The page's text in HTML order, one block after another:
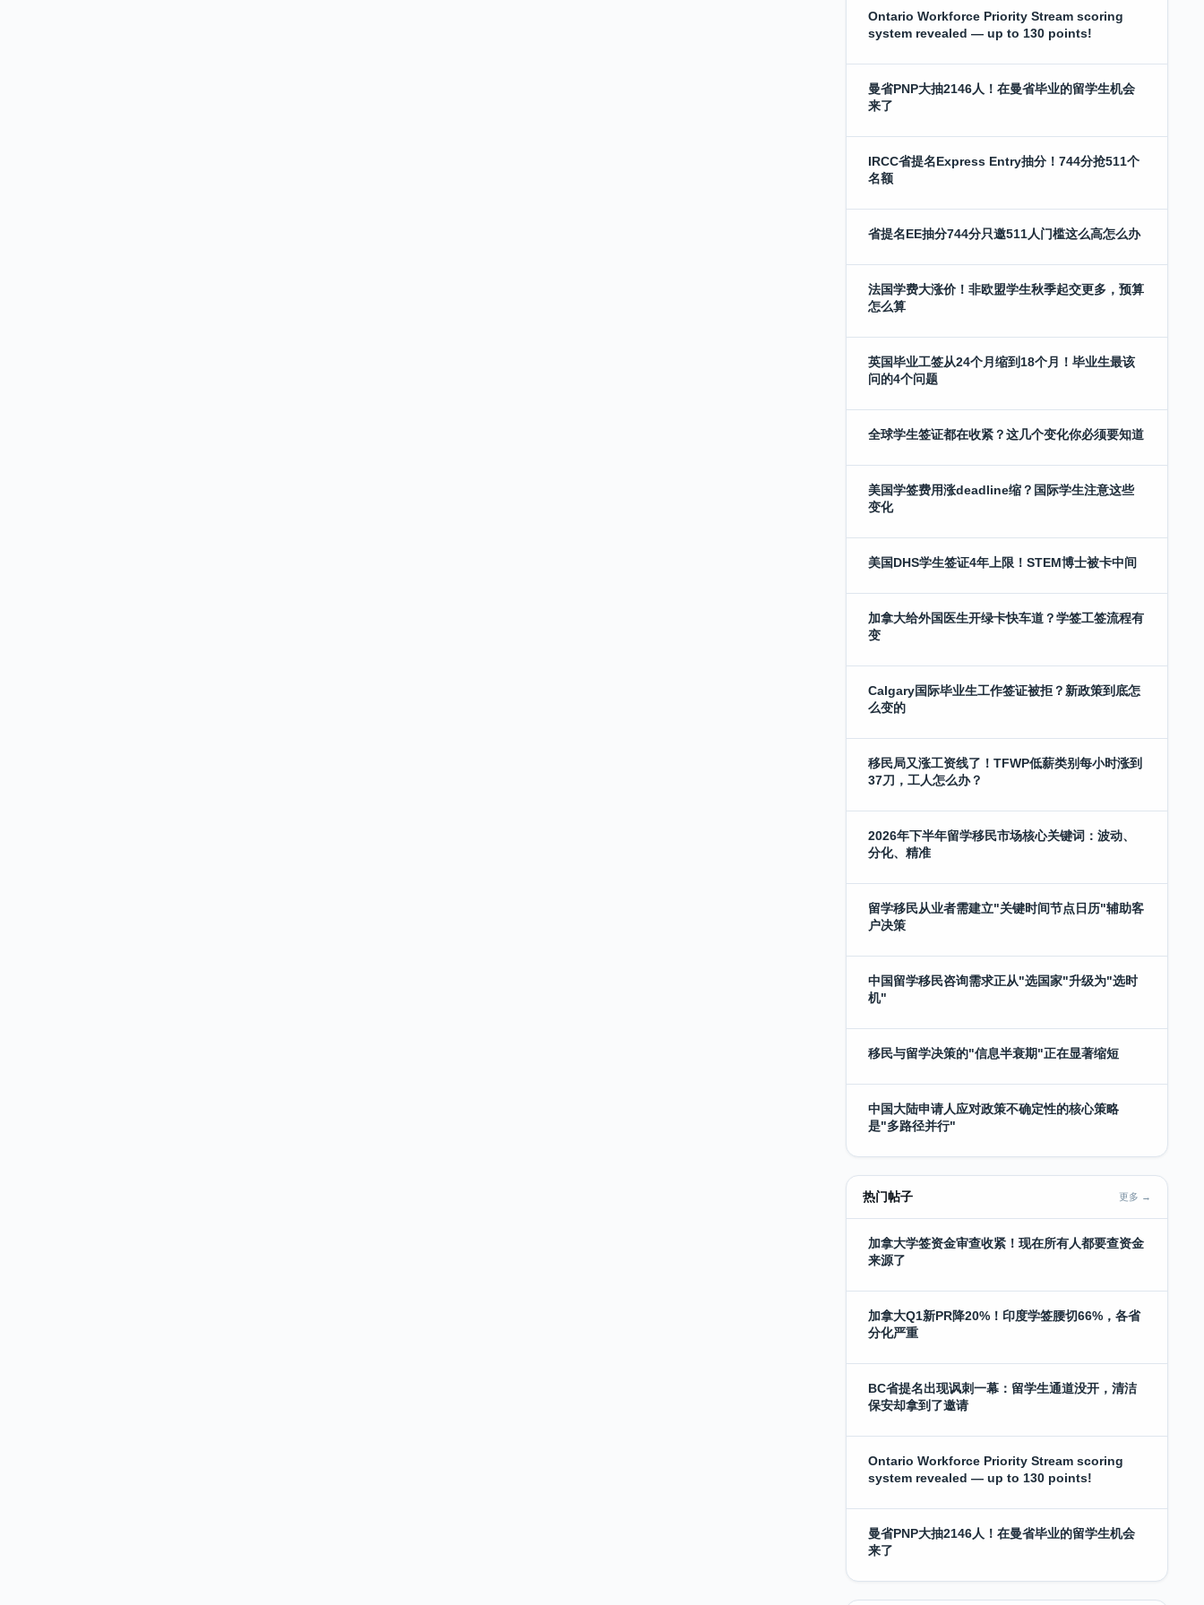
Ontario Workforce Priority Stream scoring
system revealed — up to 130 points!
曼省PNP大抽2146人！在曼省毕业的留学生机会
来了
IRCC省提名Express Entry抽分！744分抢511个
名额
省提名EE抽分744分只邀511人门槛这么高怎么办
法国学费大涨价！非欧盟学生秋季起交更多，预算
怎么算
英国毕业工签从24个月缩到18个月！毕业生最该
问的4个问题
全球学生签证都在收紧？这几个变化你必须要知道
美国学签费用涨deadline缩？国际学生注意这些
变化
美国DHS学生签证4年上限！STEM博士被卡中间
加拿大给外国医生开绿卡快车道？学签工签流程有
变
Calgary国际毕业生工作签证被拒？新政策到底怎
么变的
移民局又涨工资线了！TFWP低薪类别每小时涨到
37刀，工人怎么办？
2026年下半年留学移民市场核心关键词：波动、
分化、精准
留学移民从业者需建立"关键时间节点日历"辅助客
户决策
中国留学移民咨询需求正从"选国家"升级为"选时
机"
移民与留学决策的"信息半衰期"正在显著缩短
中国大陆申请人应对政策不确定性的核心策略
是"多路径并行"
热门帖子 更多 →
加拿大学签资金审查收紧！现在所有人都要查资金
来源了
加拿大Q1新PR降20%！印度学签腰切66%，各省
分化严重
BC省提名出现讽刺一幕：留学生通道没开，清洁
保安却拿到了邀请
Ontario Workforce Priority Stream scoring
system revealed — up to 130 points!
曼省PNP大抽2146人！在曼省毕业的留学生机会
来了